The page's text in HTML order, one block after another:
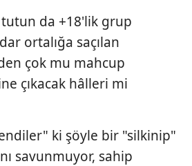
da +18'lik grup
ortalığa saçılan
çok mu mahcup
çıkacak hâlleri mi
ki şöyle bir "silkinip"
savunmuyor, sahip